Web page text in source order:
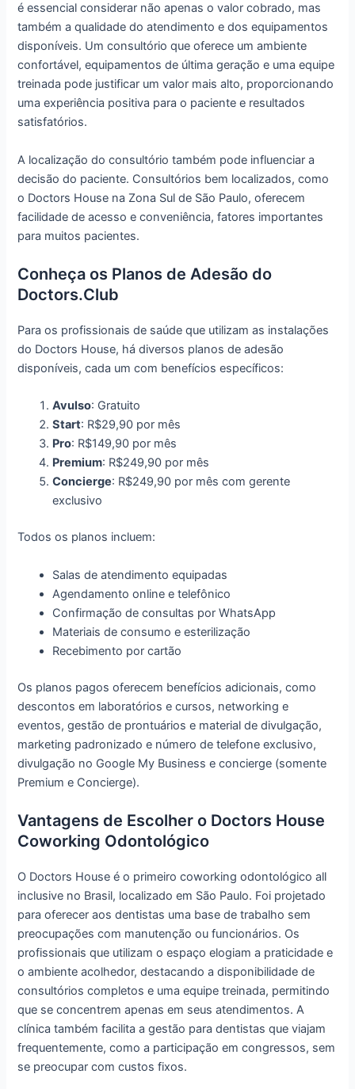
é essencial considerar não apenas o valor cobrado, mas
também a qualidade do atendimento e dos equipamentos
disponíveis. Um consultório que oferece um ambiente
confortável, equipamentos de última geração e uma equipe
treinada pode justificar um valor mais alto, proporcionando
uma experiência positiva para o paciente e resultados
satisfatórios.
A localização do consultório também pode influenciar a
decisão do paciente. Consultórios bem localizados, como
o Doctors House na Zona Sul de São Paulo, oferecem
facilidade de acesso e conveniência, fatores importantes
para muitos pacientes.
Conheça os Planos de Adesão do
Doctors.Club
Para os profissionais de saúde que utilizam as instalações
do Doctors House, há diversos planos de adesão
disponíveis, cada um com benefícios específicos:
Avulso: Gratuito
Start: R$29,90 por mês
Pro: R$149,90 por mês
Premium: R$249,90 por mês
Concierge: R$249,90 por mês com gerente
exclusivo
Todos os planos incluem:
Salas de atendimento equipadas
Agendamento online e telefônico
Confirmação de consultas por WhatsApp
Materiais de consumo e esterilização
Recebimento por cartão
Os planos pagos oferecem benefícios adicionais, como
descontos em laboratórios e cursos, networking e
eventos, gestão de prontuários e material de divulgação,
marketing padronizado e número de telefone exclusivo,
divulgação no Google My Business e concierge (somente
Premium e Concierge).
Vantagens de Escolher o Doctors House
Coworking Odontológico
O Doctors House é o primeiro coworking odontológico all
inclusive no Brasil, localizado em São Paulo. Foi projetado
para oferecer aos dentistas uma base de trabalho sem
preocupações com manutenção ou funcionários. Os
profissionais que utilizam o espaço elogiam a praticidade e
o ambiente acolhedor, destacando a disponibilidade de
consultórios completos e uma equipe treinada, permitindo
que se concentrem apenas em seus atendimentos. A
clínica também facilita a gestão para dentistas que viajam
frequentemente, como a participação em congressos, sem
se preocupar com custos fixos.